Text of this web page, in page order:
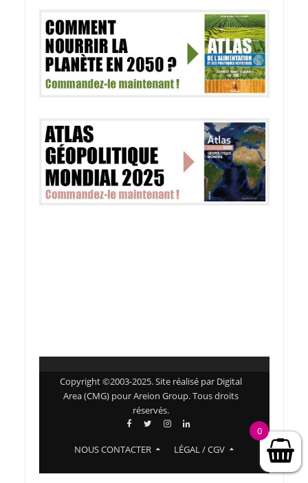
Copyright ©2003-2025. Site réalisé par Digital
Area (CMG) pour Areion Group. Tous droits
réservés.
NOUS CONTACTER LÉGAL / CGV
0